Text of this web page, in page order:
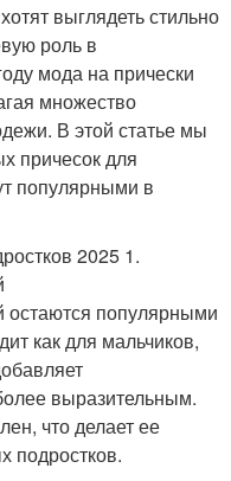
выглядеть стильно
роль в
мода на прически
множество
В этой статье мы
причесок для
популярными в
2025 1.
остаются популярными
как для мальчиков,
выразительным.
что делает ее
подростков.